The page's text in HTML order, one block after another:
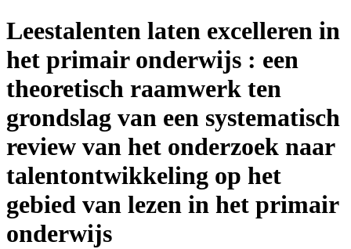
Leestalenten laten excelleren in
het primair onderwijs : een
theoretisch raamwerk ten
grondslag van een systematisch
review van het onderzoek naar
talentontwikkeling op het
gebied van lezen in het primair
onderwijs